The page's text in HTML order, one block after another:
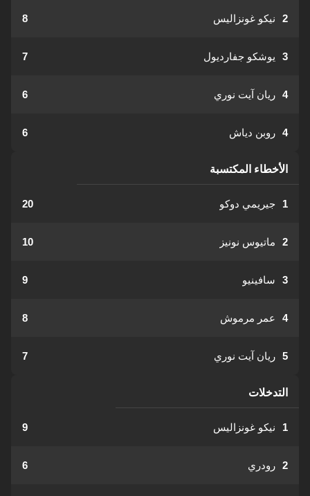
2 نيكو غونزاليس 8
3 يوشكو جفارديول 7
4 ريان آيت نوري 6
4 روبن دياش 6
الأخطاء المكتسبة
1 جيريمي دوكو 20
2 ماتيوس نونيز 10
3 سافينيو 9
4 عمر مرموش 8
5 ريان آيت نوري 7
التدخلات
1 نيكو غونزاليس 9
2 رودري 6